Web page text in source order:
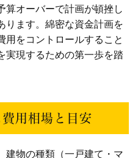
算オーバーで計画が頓挫し
ります。綿密な資金計画を
用をコントロールすること
実現するための第一歩を踏
用相場と目安
建物の種類（一戸建て・マ